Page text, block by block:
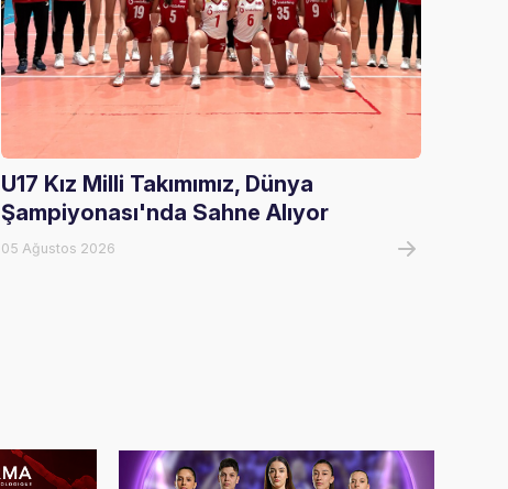
U17 Kız Milli Takımımız, Dünya
Şampiyonası'nda Sahne Alıyor
05 Ağustos 2026